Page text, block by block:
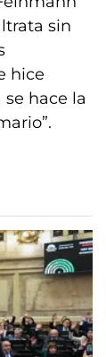
sin
hice
hace la